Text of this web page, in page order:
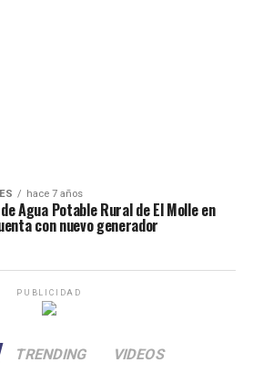
hace 7 años
Agua Potable Rural de El Molle en
con nuevo generador
PUBLICIDAD
TRENDING VIDEOS